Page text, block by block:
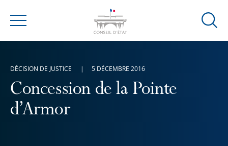
Menu
Ouvrir
Concession de la Pointe
d’Armor
DÉCISION DE JUSTICE 5 DÉCEMBRE 2016